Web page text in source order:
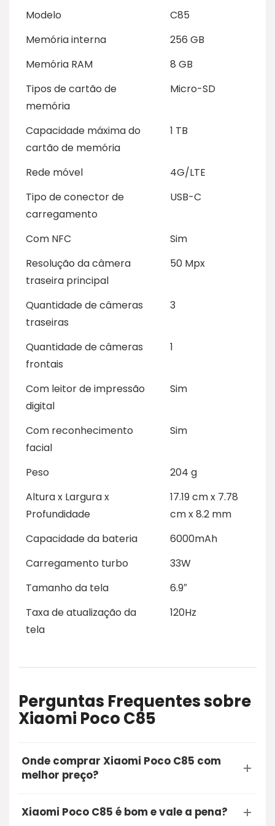
Modelo
C85
Memória interna
256 GB
Memória RAM
8 GB
Tipos de cartão de
memória
Micro-SD
Capacidade máxima do
cartão de memória
1 TB
Rede móvel
4G/LTE
Tipo de conector de
carregamento
USB-C
Com NFC
Sim
Resolução da câmera
traseira principal
50 Mpx
Quantidade de câmeras
traseiras
3
Quantidade de câmeras
frontais
1
Com leitor de impressão
digital
Sim
Com reconhecimento
facial
Sim
Peso
204 g
Altura x Largura x
Profundidade
17.19 cm x 7.78
cm x 8.2 mm
Capacidade da bateria
6000mAh
Carregamento turbo
33W
Tamanho da tela
6.9″
Taxa de atualização da
tela
120Hz
Perguntas Frequentes sobre
Xiaomi Poco C85
Onde comprar Xiaomi Poco C85 com
melhor preço?
A opção mais segura e recomendada para
comprar o Xiaomi Poco C85 é através do
Xiaomi Poco C85 é bom e vale a pena?